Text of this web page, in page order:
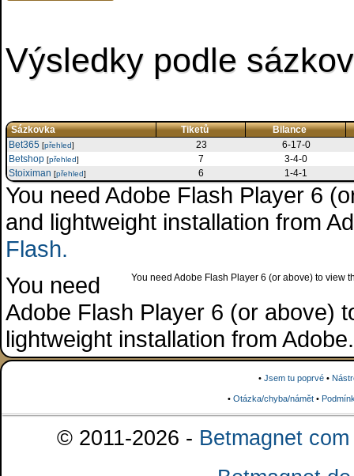
Výsledky podle
Sázkovka Tiketů
Bilance
Bet365 [přehled] 23
6-17-0
Betshop [přehled] 7
3-4-0
Stoiximan [přehled] 6 1-4-1
You need Adobe Flash Player 6
and lightweight installation from
Flash.
You need Adobe Flash Player 6 (or above) to view
You need
Adobe Flash Player 6 (or above)
lightweight installation from
• Jsem tu poprvé •
• Otázka/chyba/námět•
© 2011-2026 - Betmagnet